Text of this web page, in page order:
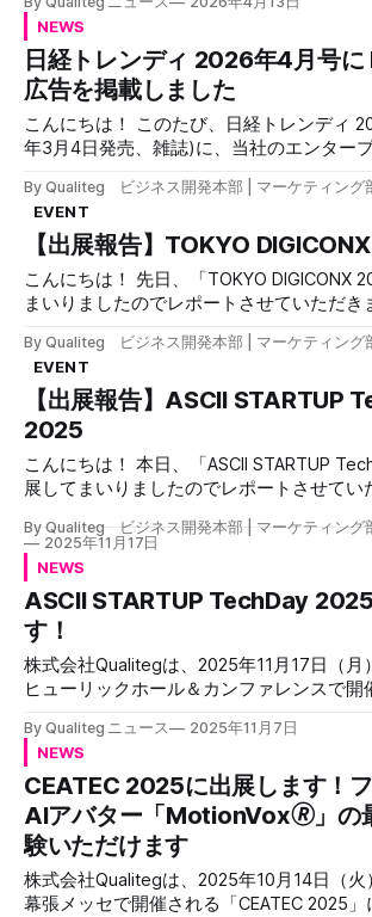
Qualiteg、「Startup JAPAN EXPO 2026」に
式会社Qualiteg 「Bestllam®」に、AIエージェント機能を搭
載 ― 依頼は並列に、思考は止めず。日本企業の業務システ
ムに溶け込む"働くAI"へ ― 生成AI導入・AI
務自動化・コンサルティング 株式会社Qualiteg（本社：東京
都千代田区、代表取締役：三澤智則）は、
(水)から16日(木)まで幕張メッセで開催さ
JAPAN EXPO 2026」（ブース番号：16-16
す。 この度、
NEWS
日経トレンディ 2026年4月号
広告を掲載しました
こんにちは！ このたび、日経トレンディ 2026年4月号(2026
年3月4日発売、雑誌)に、当社のエンター
レンディ(雑誌)は全国の書店・コンビニエ
買い求めいただけますので、お手に取った
さいませ。 Bestllam とは？ Bestllam は、「チャットで指示
するだけ。仕事が終わっている。」をコン
た、エンタープライズ向けの統合型AIプラ
す。 主な特長 20種類以上のLLMを、契約一本で OpenAI
GPT、Anthropic Claude、Google Gemini
DeepSeek、Qwen、Llama など商用・オー
せて20種類以上のLLMを1つの契約で利用
バイダと個別に契約を結ぶ手間が不要になりま
LLMに同時質問して、最適な答えを選択 同
LLMに一括投げかけ、回答を比較・検討で
の得意・不得意を活かすことで、重要な意
By Qualiteg ビジネス開発本部 | マーケティング
EVENT
【出展報告】TOKYO
こんにちは！ 先日、「TOKYO DIGICONX 2026」に出展して
まいりましたのでレポートさせていただきます！
（木）～10日（土）に東京ビッグサイト
催された、XR・メタバース・AI・Web3を
展示会です。 正式名称は「第3回 TOKYO XR・メタバース＆
コンテンツビジネスワールド」で、東京都
タバース等産業展実行委員会が主催しています。
のスタートアップや企業が出展し、ビジネ
日）とパブリックデイ（10日）の3日間にわ
バース・AI分野の最前線を体感できるイベ
た。 冬の東京ビッグサイト 新年明けて間もない1月の東京ビ
ッグサイト。お正月気分もそこそこに、気
りしました�
By Qualiteg ビジネス開発本部 | マーケティング
EVENT
【出展報告】ASCII STARTUP
2025
こんにちは！ 本日、「ASCII STARTUP
展してまいりましたのでレポートさせてい
2025は、2025年11月17日（月）に東京・
クホール&カンファレンスで開催された、
スタートアップのエコシステム構築をテー
流・カンファレンスイベントです。 秋の展示会は本当にい
いですね 本日はとてもよいお天気で、涼しくて、展示会に
はピッタリの気候で朝からルンルンでした
の展示会ということで、気持ちに余裕をも
なしていたところ、けっこうすぐに昼前に
場へ。 浅草橋は当社からもわりと近いという立地の良さを
甘く見ておりましたが💦、なんとか予定時
た。やっぱり、都心開催は本当にありがたい
へ急いでいると、おなかが「ぐ～」と鳴り 「そういえば、
朝食まだだったわ」 とおもったところに、なんと私の大好
きなエッセンさん🍞のトラックがあるで
By Qualiteg ビジネス開発本部 | マーケティング
2025年11月17日
NEWS
ASCII STARTUP TechDay
す！
株式会社Qualitegは、2025年11月17日（月
ヒューリックホール＆カンファレンスで開
要 「ASCII STARTUP TechDay 2025」は、日本のディープテ
ックエコシステムを次のレベルへ押し上げ
るイノベーションカンファレンスです。デ
タートアップの成長を支えるエコシステム
長・発展を目的に、学術、産業、行政の垣
集する場として開催されます。 開催情報 * 日時：2025年11
月17日（月）13:00～18:00 * 会場：東京・浅草橋ヒューリッ
クホール＆カンファレンス * 住所：〒111-0053 東京都台東
By Qualiteg ニュース 2025年11月7日
NEWS
CEATEC 2025に出展します！
AIアバター「MotionVox🄬」の
験いただけます
株式会社Qualitegは、2025年10月14日（火
幕張メッセで開催される「CEATEC 2025」